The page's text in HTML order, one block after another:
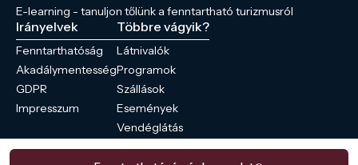
E-learning - tanuljon tőlünk a fenntartható turizmusról
Irányelvek
Fenntarthatóság
Akadálymentesség
GDPR
Impresszum
Többre vágyik?
Látnivalók
Programok
Szállások
Események
Vendéglátás
Hírek